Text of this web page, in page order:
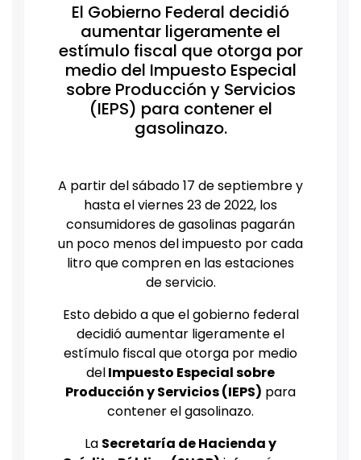
El Gobierno Federal decidió
aumentar ligeramente el
estímulo fiscal que otorga por
medio del Impuesto Especial
sobre Producción y Servicios
(IEPS) para contener el
gasolinazo.
A partir del sábado 17 de septiembre y
hasta el viernes 23 de 2022, los
consumidores de gasolinas pagarán
un poco menos del impuesto por cada
litro que compren en las estaciones
de servicio.
Esto debido a que el gobierno federal
decidió aumentar ligeramente el
estímulo fiscal que otorga por medio
delImpuesto Especial sobre
Producción y Servicios (IEPS) para
contener el gasolinazo.
La Secretaría de Hacienda y